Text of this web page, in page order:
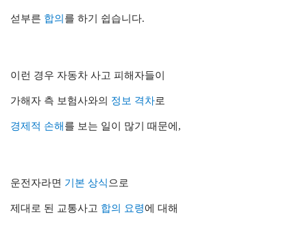
섣부른 합의 를 하기 쉽습니다.
이런 경우 자동차 사고 피해자들이
가해자 측 보험사와의 정보 격차로
경제적 손해 를 보는 일이 많기 때문에,
운전자라면 기본 상식으로
제대로 된 교통사고 합의 요령에 대해